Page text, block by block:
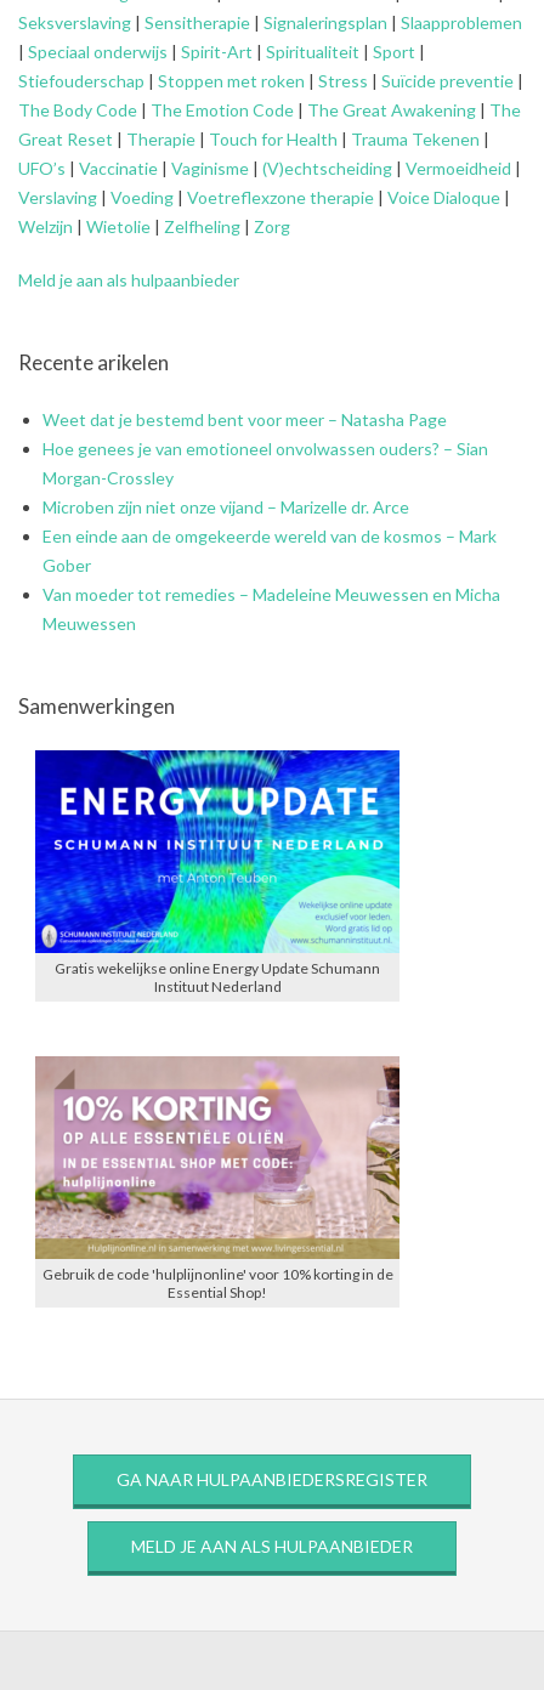
Seksverslaving | Sensitherapie | Signaleringsplan | Slaapproblemen
| Speciaal onderwijs | Spirit-Art | Spiritualiteit | Sport |
Stiefouderschap | Stoppen met roken | Stress | Suïcide preventie |
The Body Code | The Emotion Code | The Great Awakening | The
Great Reset | Therapie | Touch for Health | Trauma Tekenen |
UFO’s | Vaccinatie | Vaginisme | (V)echtscheiding | Vermoeidheid |
Verslaving | Voeding | Voetreflexzone therapie | Voice Dialoque |
Welzijn | Wietolie | Zelfheling | Zorg
Meld je aan als hulpaanbieder
Recente arikelen
Weet dat je bestemd bent voor meer – Natasha Page
Hoe genees je van emotioneel onvolwassen ouders? – Sian
Morgan-Crossley
Microben zijn niet onze vijand – Marizelle dr. Arce
Een einde aan de omgekeerde wereld van de kosmos – Mark
Gober
Van moeder tot remedies – Madeleine Meuwessen en Micha
Meuwessen
Samenwerkingen
Gratis wekelijkse online Energy Update Schumann
Instituut Nederland
Gebruik de code 'hulplijnonline' voor 10% korting in de
Essential Shop!
GA NAAR HULPAANBIEDERSREGISTER
MELD JE AAN ALS HULPAANBIEDER